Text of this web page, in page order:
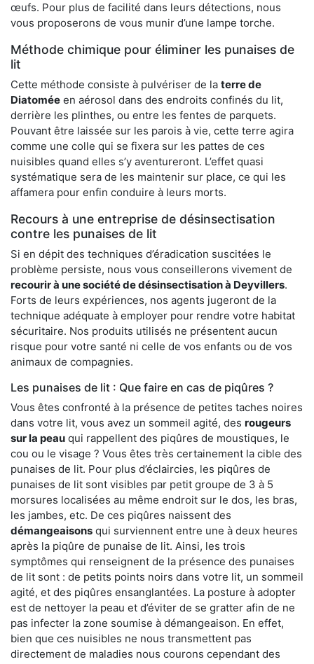
œufs. Pour plus de facilité dans leurs détections, nous
vous proposerons de vous munir d’une lampe torche.
Méthode chimique pour éliminer les punaises de
lit
Cette méthode consiste à pulvériser de la terre de
Diatomée en aérosol dans des endroits confinés du lit,
derrière les plinthes, ou entre les fentes de parquets.
Pouvant être laissée sur les parois à vie, cette terre agira
comme une colle qui se fixera sur les pattes de ces
nuisibles quand elles s’y aventureront. L’effet quasi
systématique sera de les maintenir sur place, ce qui les
affamera pour enfin conduire à leurs morts.
Recours à une entreprise de désinsectisation
contre les punaises de lit
Si en dépit des techniques d’éradication suscitées le
problème persiste, nous vous conseillerons vivement de
recourir à une société de désinsectisation à Deyvillers.
Forts de leurs expériences, nos agents jugeront de la
technique adéquate à employer pour rendre votre habitat
sécuritaire. Nos produits utilisés ne présentent aucun
risque pour votre santé ni celle de vos enfants ou de vos
animaux de compagnies.
Les punaises de lit : Que faire en cas de piqûres ?
Vous êtes confronté à la présence de petites taches noires
dans votre lit, vous avez un sommeil agité, des rougeurs
sur la peau qui rappellent des piqûres de moustiques, le
cou ou le visage ? Vous êtes très certainement la cible des
punaises de lit. Pour plus d’éclaircies, les piqûres de
punaises de lit sont visibles par petit groupe de 3 à 5
morsures localisées au même endroit sur le dos, les bras,
les jambes, etc. De ces piqûres naissent des
démangeaisons qui surviennent entre une à deux heures
après la piqûre de punaise de lit. Ainsi, les trois
symptômes qui renseignent de la présence des punaises
de lit sont : de petits points noirs dans votre lit, un sommeil
agité, et des piqûres ensanglantées. La posture à adopter
est de nettoyer la peau et d’éviter de se gratter afin de ne
pas infecter la zone soumise à démangeaison. En effet,
bien que ces nuisibles ne nous transmettent pas
directement de maladies nous courons cependant des